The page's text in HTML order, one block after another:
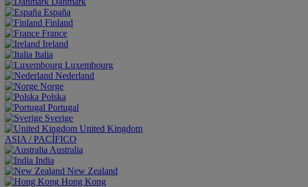
España
Finland
France
Ireland
Italia
Luxembourg
Nederland
Norge
Polska
Portugal
Sverige
United Kingdom
ASIA / PACÍFICO
Australia
India
New Zealand
Hong Kong